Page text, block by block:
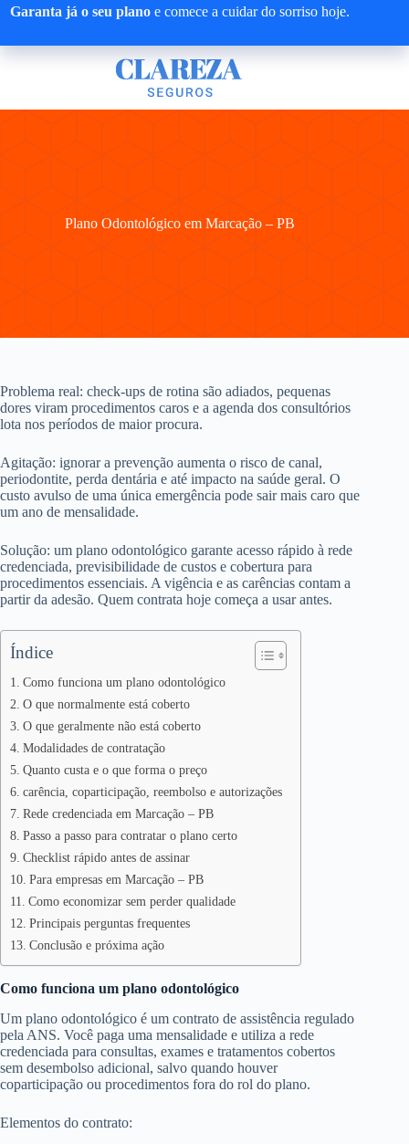
Pular
Garanta já o seu plano e comece a cuidar do sorriso hoje.
Plano Odontológico em Marcação – PB
Problema real: check-ups de rotina são adiados, pequenas
dores viram procedimentos caros e a agenda dos consultórios
lota nos períodos de maior procura.
Agitação: ignorar a prevenção aumenta o risco de canal,
periodontite, perda dentária e até impacto na saúde geral. O
custo avulso de uma única emergência pode sair mais caro que
um ano de mensalidade.
Solução: um plano odontológico garante acesso rápido à rede
credenciada, previsibilidade de custos e cobertura para
procedimentos essenciais. A vigência e as carências contam a
partir da adesão. Quem contrata hoje começa a usar antes.
Índice
Como funciona um plano odontológico
O que normalmente está coberto
O que geralmente não está coberto
Modalidades de contratação
Quanto custa e o que forma o preço
carência, coparticipação, reembolso e autorizações
Rede credenciada em Marcação – PB
Passo a passo para contratar o plano certo
Checklist rápido antes de assinar
Para empresas em Marcação – PB
Como economizar sem perder qualidade
Principais perguntas frequentes
Conclusão e próxima ação
Como funciona um plano odontológico
Um plano odontológico é um contrato de assistência regulado
pela ANS. Você paga uma mensalidade e utiliza a rede
credenciada para consultas, exames e tratamentos cobertos
sem desembolso adicional, salvo quando houver
coparticipação ou procedimentos fora do rol do plano.
Elementos do contrato: